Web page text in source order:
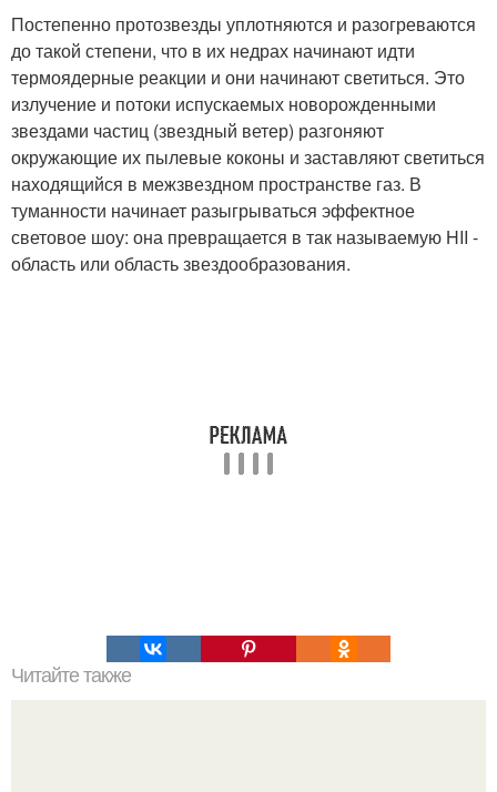
Постепенно протозвезды уплотняются и разогреваются
до такой степени, что в их недрах начинают идти
термоядерные реакции и они начинают светиться. Это
излучение и потоки испускаемых новорожденными
звездами частиц (звездный ветер) разгоняют
окружающие их пылевые коконы и заставляют светиться
находящийся в межзвездном пространстве газ. В
туманности начинает разыгрываться эффектное
световое шоу: она превращается в так называемую HII -
область или область звездообразования.
Читайте также